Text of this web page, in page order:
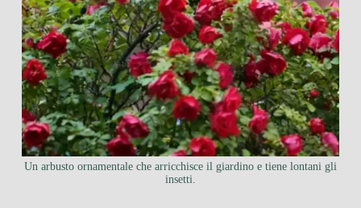
Un arbusto ornamentale che arricchisce il giardino e tiene lontani gli
insetti.